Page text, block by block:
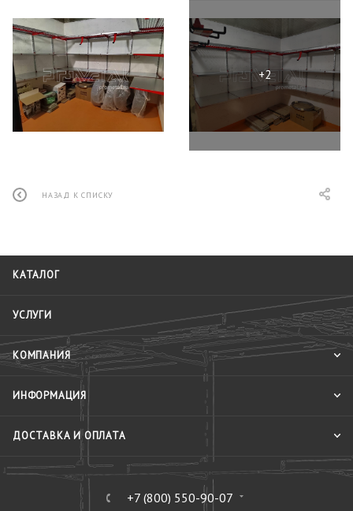
НАЗАД К СПИСКУ
КАТАЛОГ
УСЛУГИ
КОМПАНИЯ
ИНФОРМАЦИЯ
ДОСТАВКА И ОПЛАТА
+7 (800) 550-90-07